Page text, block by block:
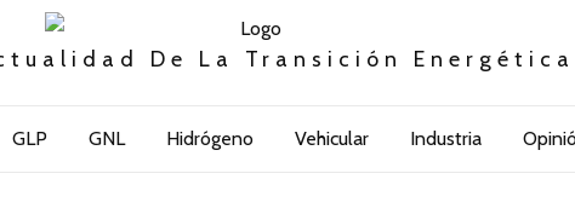
De La Transición Energética
GLP GNL Hidrógeno Vehicular Industria